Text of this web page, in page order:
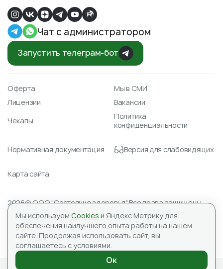
Чат с администратором
Запустить телеграм-бот
2026© ООО "Состояние здоровья" Все права защищены.
Лицензия № Л041-01148-78/00351488 от 23.04.2021
ИНН 7804590151, ОГРН 1177847059345
Адрес для корреспонденции: 197183, ООО «Состояние
здоровья», а/я №10
Оферта
Мы в СМИ
Лицензии
Вакансии
Чекапы
Политика
конфиденциальности
Нормативная документация Версия для слабовидящих
Карта сайта
ИМЕЮТСЯ ПРОТИВОПОКАЗАНИЯ, НЕОБХОДИМА
КОНСУЛЬТАЦИЯ СПЕЦИАЛИСТА
Мы используем Cookies и Яндекс Метрику для
обеспечения наилучшего опыта работы на нашем
сайте. Продолжая использовать сайт, вы
соглашаетесь с условиями.
Ок